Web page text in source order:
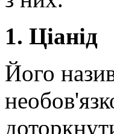
1. Ціанід
Його